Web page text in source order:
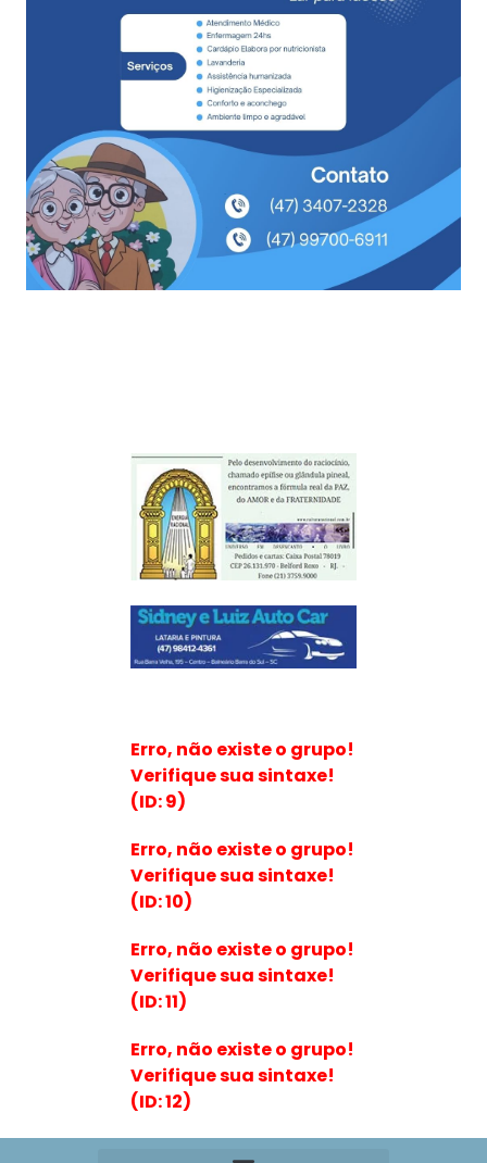
Erro, não existe o grupo!
Verifique sua sintaxe!
(ID: 9)
Erro, não existe o grupo!
Verifique sua sintaxe!
(ID: 10)
Erro, não existe o grupo!
Verifique sua sintaxe!
(ID: 11)
Erro, não existe o grupo!
Verifique sua sintaxe!
(ID: 12)